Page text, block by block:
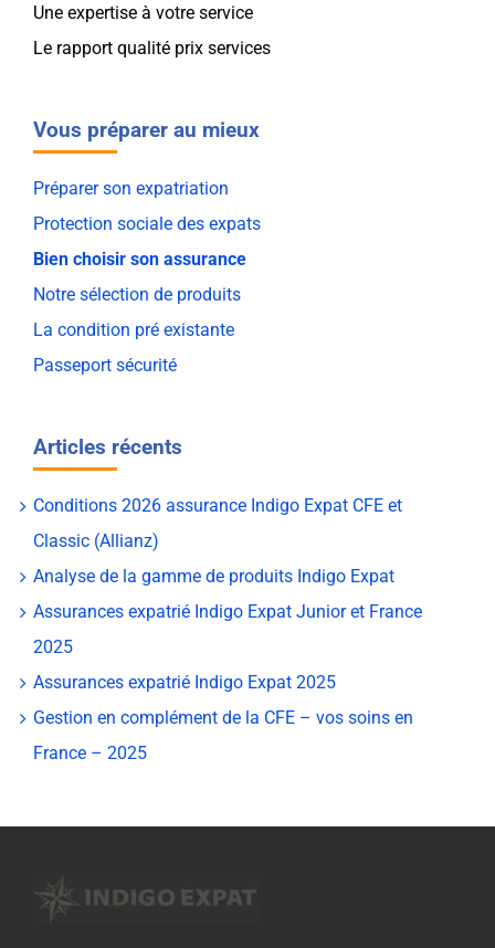
Une expertise à votre service
Le rapport qualité prix services
Vous préparer au mieux
Préparer son expatriation
Protection sociale des expats
Bien choisir son assurance
Notre sélection de produits
La condition pré existante
Passeport sécurité
Articles récents
Conditions 2026 assurance Indigo Expat CFE et
Classic (Allianz)
Analyse de la gamme de produits Indigo Expat
Assurances expatrié Indigo Expat Junior et France
2025
Assurances expatrié Indigo Expat 2025
Gestion en complément de la CFE – vos soins en
France – 2025